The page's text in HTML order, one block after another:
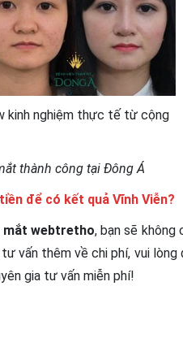
thành công tại Đông Á
để có kết quả Vĩnh Viễn?
webtretho, bạn sẽ không
vấn thêm về chi phí, vui
gia tư vấn miễn phí!